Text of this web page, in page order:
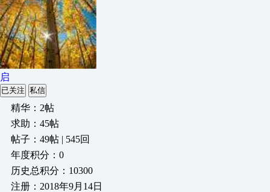
启
已关注 私信
精华：2帖
求助：45帖
帖子：49帖 | 545回
年度积分：0
历史总积分：10300
注册：2018年9月14日